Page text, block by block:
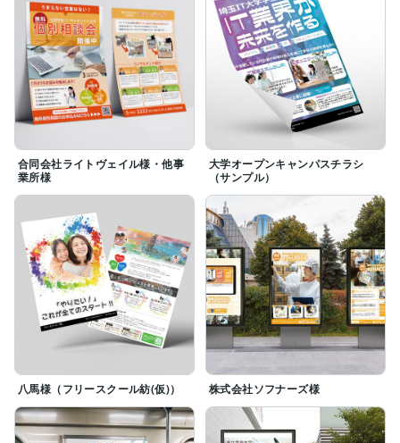
合同会社ライトヴェイル様・他事
業所様
大学オープンキャンパスチラシ
（サンプル）
八馬様（フリースクール紡(仮)） 株式会社ソフナーズ様